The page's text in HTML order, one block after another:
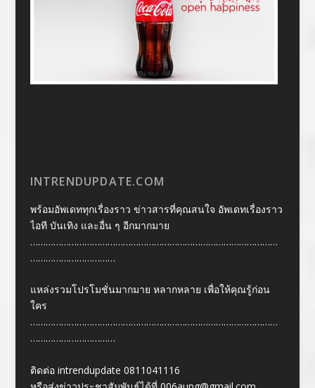
INTRENDUPDATE.COM
พร้อมอัพเดททุกเรื่องราว ข่าวสารที่คุณสนใจ อัพเดทเรื่องราว
ไอที บันเทิง และอื่น ๆ อีกมากมาย
……………………………………………………………………………………
……………………………
แหล่งรวมโปรโมชั่นมากมาย หลากหลาย เพื่อให้คุณรู้ก่อน
ใคร
……………………………………………………………………………………
……………………………
ติดต่อ intrendupdate 0811041116